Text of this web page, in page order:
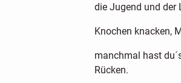
die Jugend und der
Knochen knacken,
manchmal hast
Rücken.